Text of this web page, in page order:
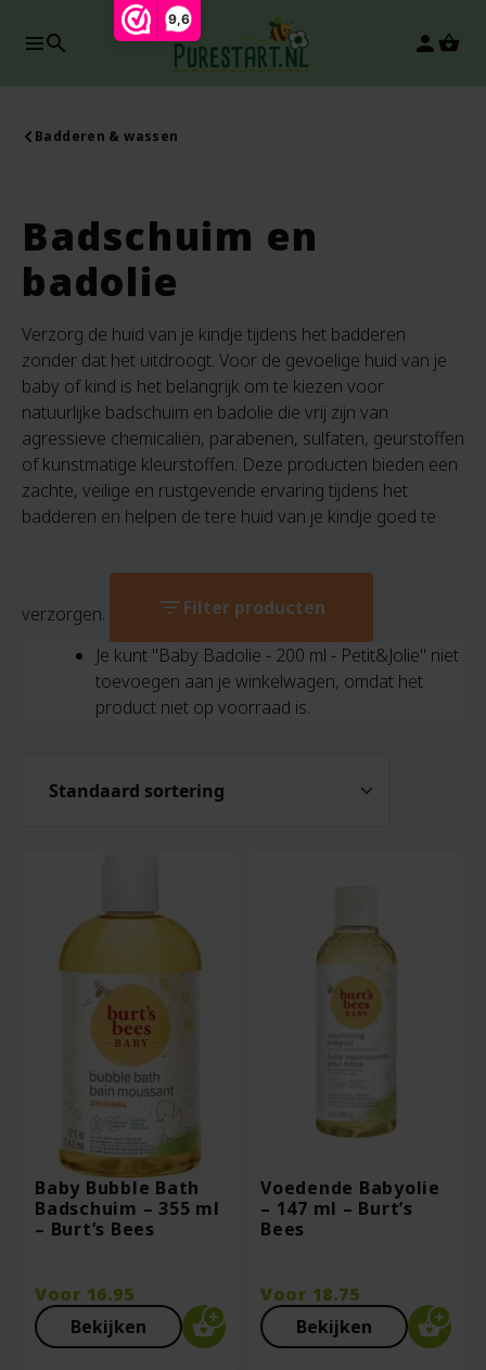
9,6
search person
Badderen & wassen
Badschuim en
badolie
Verzorg de huid van je kindje tijdens het badderen
zonder dat het uitdroogt. Voor de gevoelige huid van je
baby of kind is het belangrijk om te kiezen voor
natuurlijke badschuim en badolie die vrij zijn van
agressieve chemicaliën, parabenen, sulfaten, geurstoffen
of kunstmatige kleurstoffen. Deze producten bieden een
zachte, veilige en rustgevende ervaring tijdens het
badderen en helpen de tere huid van je kindje goed te
verzorgen. filter_listFilter producten
Je kunt "Baby Badolie - 200 ml - Petit&Jolie" niet
toevoegen aan je winkelwagen, omdat het
product niet op voorraad is.
Baby Bubble Bath
Badschuim – 355 ml
– Burt’s Bees
Voor 16.95
Bekijken
Voedende Babyolie
– 147 ml – Burt’s
Bees
Voor 18.75
Bekijken